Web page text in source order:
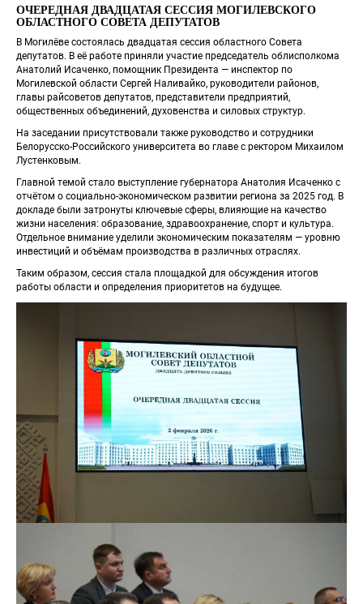
ОЧЕРЕДНАЯ ДВАДЦАТАЯ СЕССИЯ МОГИЛЕВСКОГО
ОБЛАСТНОГО СОВЕТА ДЕПУТАТОВ
В Могилёве состоялась двадцатая сессия областного Совета
депутатов. В её работе приняли участие председатель облисполкома
Анатолий Исаченко, помощник Президента — инспектор по
Могилевской области Сергей Наливайко, руководители районов,
главы райсоветов депутатов, представители предприятий,
общественных объединений, духовенства и силовых структур.
На заседании присутствовали также руководство и сотрудники
Белорусско‑Российского университета во главе с ректором Михаилом
Лустенковым.
Главной темой стало выступление губернатора Анатолия Исаченко с
отчётом о социально‑экономическом развитии региона за 2025 год. В
докладе были затронуты ключевые сферы, влияющие на качество
жизни населения: образование, здравоохранение, спорт и культура.
Отдельное внимание уделили экономическим показателям — уровню
инвестиций и объёмам производства в различных отраслях.
Таким образом, сессия стала площадкой для обсуждения итогов
работы области и определения приоритетов на будущее.